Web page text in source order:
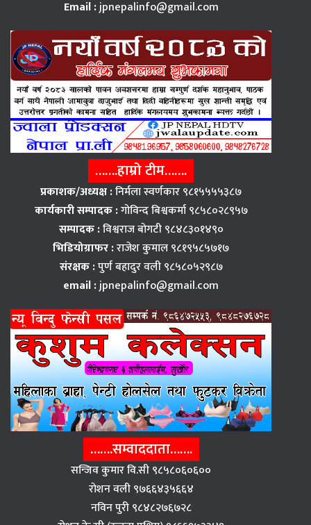
Email :jpnepalinfo@gmail.com
…….हाम्रो टीम…….
प्रकाशक/अध्यक्ष :निर्मला स्वर्णकार ९८१५५५५३८७
कार्यकारी सम्पादक :गोविन्द बिश्वकर्मा ९८५८०२८९५७
सम्पादक :विश्वराज बाेगटी ९८४८३०१४९०
भिडियोग्राफर :राजेश कुमाल ९८१९५८५७१७
संरक्षक :पुर्ण बहादुर वली ९८५८०५२९८७
email :jpnepalinfo@gmail.com
…….सम्वाददाता…….
सन्जिव कुमार वि.सी ९८५८०६०६००
राेशन वली ९७६६४३५६६४
नविन पुरी ९८४८२७६७२८